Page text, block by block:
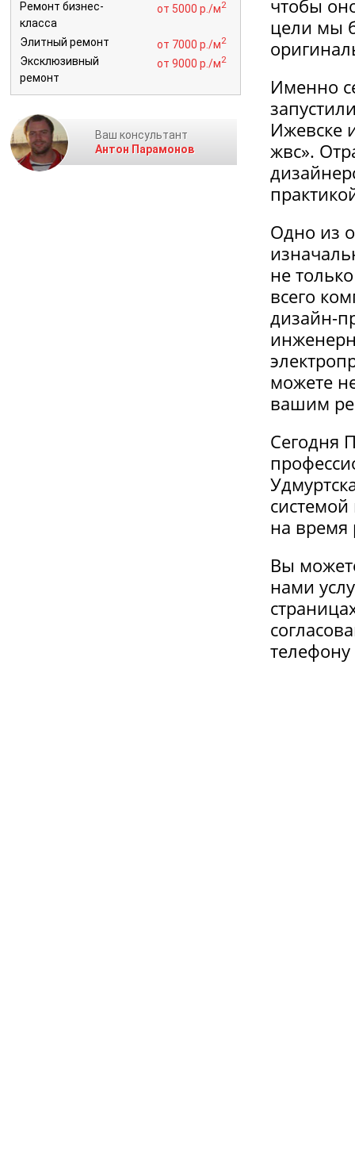
чтобы
цели мы
Именно
Ижевске
жвс».
Одно из
не
всего
дизайн-
можете
вашим
Сегодня
на время
Вы
нами
Ремонт бизнес-
класса
от 5000 р./м2
Элитный ремонт от 7000 р./м2
Эксклюзивный
ремонт
от 9000 р./м2
Ваш консультант
Антон Парамонов